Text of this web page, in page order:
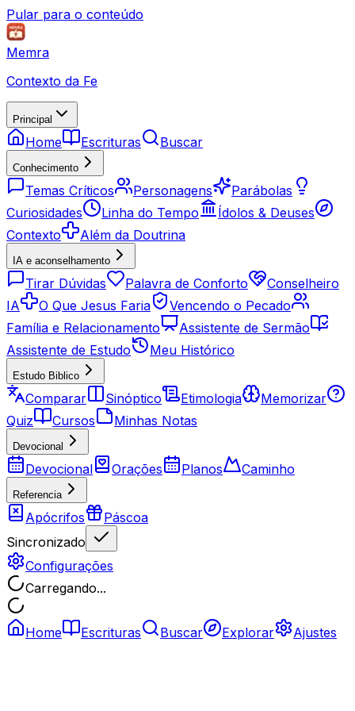
Pular para o conteúdo
Memra
Contexto da Fe
Principal
Home Escrituras Buscar
Conhecimento
Temas Críticos Personagens
Parábolas
Curiosidades
Linha do Tempo
Ídolos & Deuses
Contexto
Além da Doutrina
IA e aconselhamento
Tirar Dúvidas Palavra de Conforto
Conselheiro
IA
O Que Jesus Faria
Vencendo o Pecado
Família e Relacionamento
Assistente de Sermão
Assistente de Estudo
Meu Histórico
Estudo Biblico
Comparar Sinóptico Etimologia
Memorizar
Quiz
Cursos Minhas Notas
Devocional
Devocional Orações Planos Caminho
Referencia
Apócrifos
Páscoa
Sincronizado
Configurações
Carregando...
Home Escrituras Buscar Explorar Ajustes